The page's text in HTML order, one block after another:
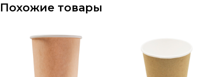
Похожие товары